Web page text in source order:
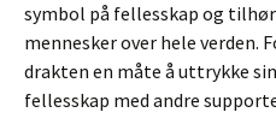
symbol på fellesskap og
mennesker over hele verden.
drakten en måte å uttrykke
fellesskap med andre